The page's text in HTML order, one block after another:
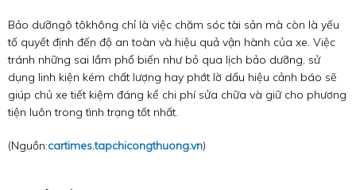
Bảo dưỡngô tôkhông chỉ là việc chăm sóc tài sản mà còn là yếu
tố quyết định đến độ an toàn và hiệu quả vận hành của xe. Việc
tránh những sai lầm phổ biến như bỏ qua lịch bảo dưỡng, sử
dụng linh kiện kém chất lượng hay phớt lờ dấu hiệu cảnh báo sẽ
giúp chủ xe tiết kiệm đáng kể chi phí sửa chữa và giữ cho phương
tiện luôn trong tình trạng tốt nhất.
(Nguồn:cartimes.tapchicongthuong.vn)